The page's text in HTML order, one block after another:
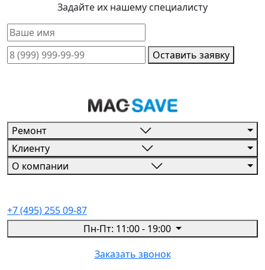
Задайте их нашему специалисту
Оставить заявку
Ремонт
Клиенту
О компании
+7 (495) 255 09-87
Пн-Пт: 11:00 - 19:00
Заказать звонок